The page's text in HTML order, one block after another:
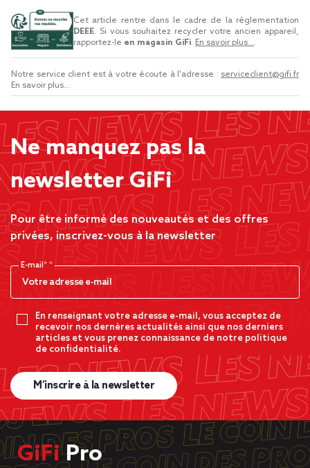
Cet article rentre dans le cadre de la réglementation
DEEE. Si vous souhaitez recycler votre ancien appareil,
rapportez-le en magasin GiFi. En savoir plus....
Notre service client est à votre écoute à l'adresse : serviceclient@gifi.fr
En savoir plus...
Ne manquez pas la
newsletter GiFi
Pour être informé des nouveautés et des offres
privées, inscrivez-vous à la newsletter
E-mail*
En renseignant votre adresse e-mail, vous acceptez de
recevoir nos dernères actualités ainsi que nos derniers
articles et vous prenez connaissance de notre politique
de confidentialité.
M’inscrire à la newsletter
GiFiPro